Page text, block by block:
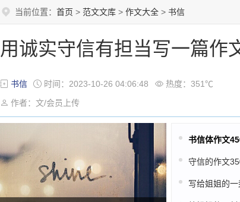
当前位置： 首页 > 范文文库 > 作文大全 > 书信
用诚实守信有担当写一篇作
书信 时间：2023-10-26 04:06:48
热度：351℃
作者：文/会员上传